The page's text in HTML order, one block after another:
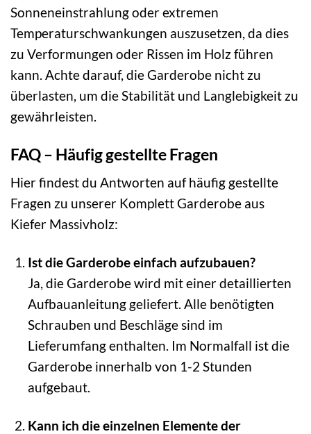
Sonneneinstrahlung oder extremen
Temperaturschwankungen auszusetzen, da dies
zu Verformungen oder Rissen im Holz führen
kann. Achte darauf, die Garderobe nicht zu
überlasten, um die Stabilität und Langlebigkeit zu
gewährleisten.
FAQ – Häufig gestellte Fragen
Hier findest du Antworten auf häufig gestellte
Fragen zu unserer Komplett Garderobe aus
Kiefer Massivholz:
Ist die Garderobe einfach aufzubauen?
Ja, die Garderobe wird mit einer detaillierten
Aufbauanleitung geliefert. Alle benötigten
Schrauben und Beschläge sind im
Lieferumfang enthalten. Im Normalfall ist die
Garderobe innerhalb von 1-2 Stunden
aufgebaut.
Kann ich die einzelnen Elemente der